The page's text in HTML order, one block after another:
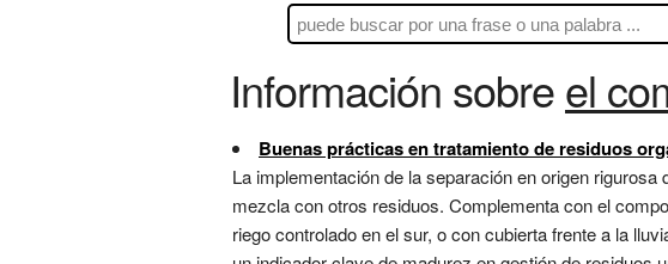
Información sobreel
Buenas prácticas en tratamiento de residuos
La implementación de la separación en origen
mezcla con otros residuos. Complementa con el
riego controlado en el sur, o con cubierta frente a la